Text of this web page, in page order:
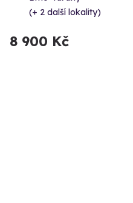
(+ 2 další lokality)
8 900 Kč